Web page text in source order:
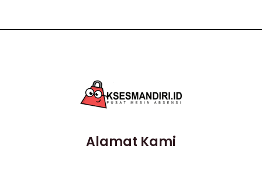
Alamat Kami